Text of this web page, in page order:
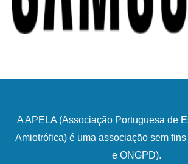
A APELA (Associação Portuguesa de
Amiotrófica) é uma associação sem
e ONGPD).